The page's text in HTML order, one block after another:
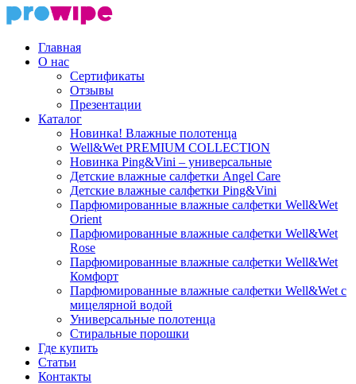
Главная
О нас
Сертификаты
Отзывы
Презентации
Каталог
Новинка! Влажные полотенца
Well&Wet PREMIUM COLLECTION
Новинка Ping&Vini – универсальные
Детские влажные салфетки Angel Care
Детские влажные салфетки Ping&Vini
Парфюмированные влажные салфетки Well&Wet
Orient
Парфюмированные влажные салфетки Well&Wet
Rose
Парфюмированные влажные салфетки Well&Wet
Комфорт
Парфюмированные влажные салфетки Well&Wet с
мицелярной водой
Универсальные полотенца
Стиральные порошки
Где купить
Статьи
Контакты